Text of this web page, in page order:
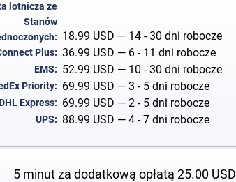
lotnicza ze
Stanów
18.99 USD — 14 - 30 dni robocze
Plus: 36.99 USD — 6 - 11 dni robocze
EMS: 52.99 USD — 10 - 30 dni robocze
Priority: 69.99 USD — 3 - 5 dni robocze
Express: 69.99 USD — 2 - 5 dni robocze
UPS: 88.99 USD — 4 - 7 dni robocze
5 minut za dodatkową opłatą 25.00 USD